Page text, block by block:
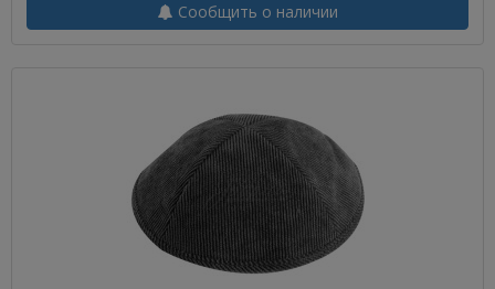
Сообщить о наличии